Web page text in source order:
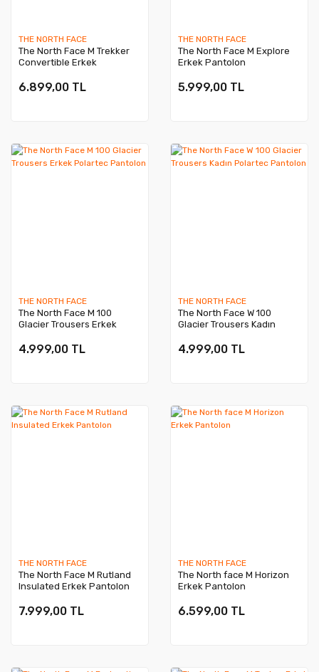
THE NORTH FACE
The North Face M Trekker
Convertible Erkek
6.899,00 TL
THE NORTH FACE
The North Face M Explore
Erkek Pantolon
5.999,00 TL
THE NORTH FACE
The North Face M 100
Glacier Trousers Erkek
4.999,00 TL
THE NORTH FACE
The North Face W 100
Glacier Trousers Kadın
4.999,00 TL
THE NORTH FACE
The North Face M Rutland
Insulated Erkek Pantolon
7.999,00 TL
THE NORTH FACE
The North face M Horizon
Erkek Pantolon
6.599,00 TL